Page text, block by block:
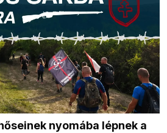
nyomába lépnek a